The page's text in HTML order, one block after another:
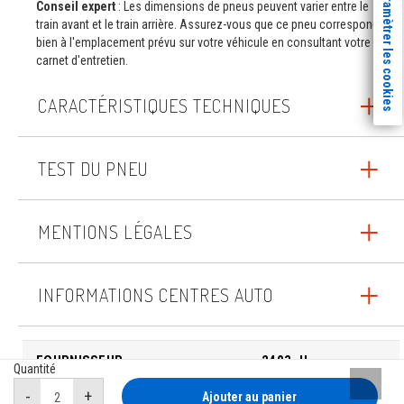
Quantité
Ajouter au panier
Conseil expert : Les dimensions de pneus peuvent varier entre le
train avant et le train arrière. Assurez-vous que ce pneu correspond
bien à l'emplacement prévu sur votre véhicule en consultant votre
carnet d'entretien.
CARACTÉRISTIQUES TECHNIQUES
TEST DU PNEU
MENTIONS LÉGALES
INFORMATIONS CENTRES AUTO
FOURNISSEUR 2403_H
Paramètrer les cookies